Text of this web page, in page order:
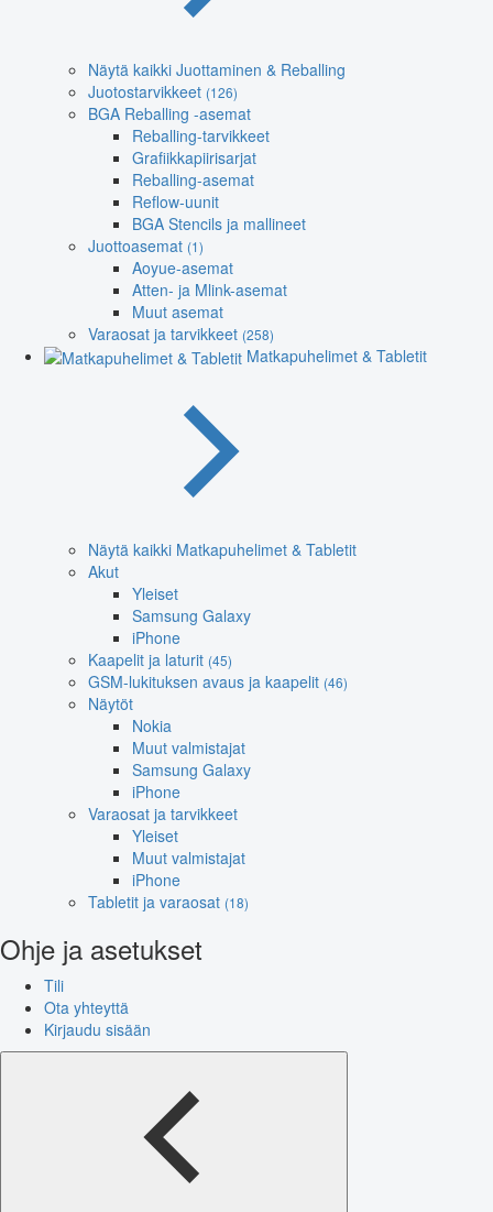
Näytä kaikki Juottaminen & Reballing
Juotostarvikkeet (126)
BGA Reballing -asemat
Reballing-tarvikkeet
Grafiikkapiirisarjat
Reballing-asemat
Reflow-uunit
BGA Stencils ja mallineet
Juottoasemat (1)
Aoyue-asemat
Atten- ja Mlink-asemat
Muut asemat
Varaosat ja tarvikkeet (258)
Matkapuhelimet & Tabletit
Näytä kaikki Matkapuhelimet & Tabletit
Akut
Yleiset
Samsung Galaxy
iPhone
Kaapelit ja laturit (45)
GSM-lukituksen avaus ja kaapelit (46)
Näytöt
Nokia
Muut valmistajat
Samsung Galaxy
iPhone
Varaosat ja tarvikkeet
Yleiset
Muut valmistajat
iPhone
Tabletit ja varaosat (18)
Ohje ja asetukset
Tili
Ota yhteyttä
Kirjaudu sisään